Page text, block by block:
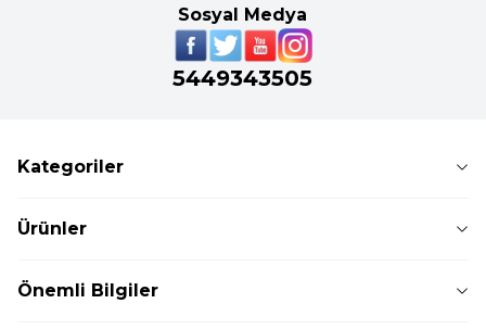
Sosyal Medya
5449343505
Kategoriler
Ürünler
Önemli Bilgiler